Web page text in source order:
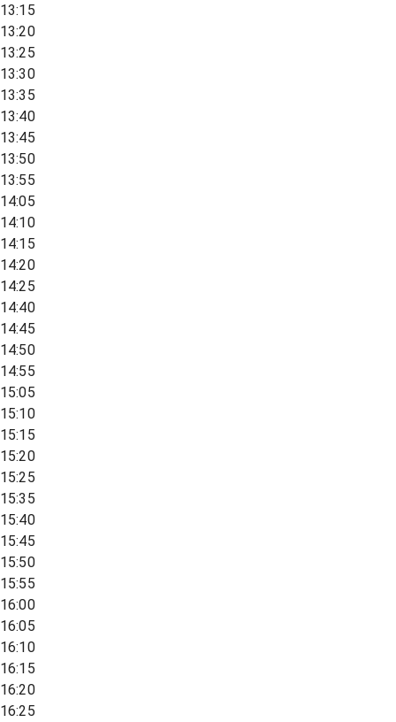
13:15
13:20
13:25
13:30
13:35
13:40
13:45
13:50
13:55
14:05
14:10
14:15
14:20
14:25
14:40
14:45
14:50
14:55
15:05
15:10
15:15
15:20
15:25
15:35
15:40
15:45
15:50
15:55
16:00
16:05
16:10
16:15
16:20
16:25